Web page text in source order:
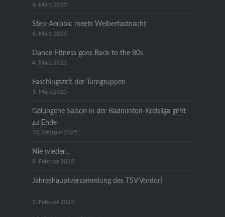
4. März 2025
Step-Aerobic meets Weiberfastnacht
4. März 2025
Dance-Fitness goes Back to the 80s
4. März 2025
Faschingszeit der Turngruppen
3. März 2025
Gelungene Saison in der Badminton-Kreisliga geht
zu Ende
23. Februar 2025
Nie wieder…
8. Februar 2025
Jahreshauptversammlung des TSV Vordorf
7. Februar 2025